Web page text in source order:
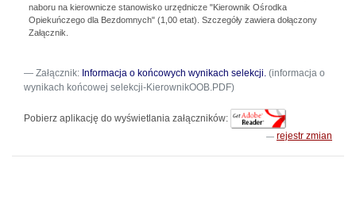
naboru na kierownicze stanowisko urzędnicze "Kierownik Ośrodka
Opiekuńczego dla Bezdomnych" (1,00 etat). Szczegóły zawiera dołączony
Załącznik.
Załącznik: Informacja o końcowych wynikach selekcji. (informacja o
wynikach końcowej selekcji-KierownikOOB.PDF)
Pobierz aplikację do wyświetlania załączników:
rejestr zmian